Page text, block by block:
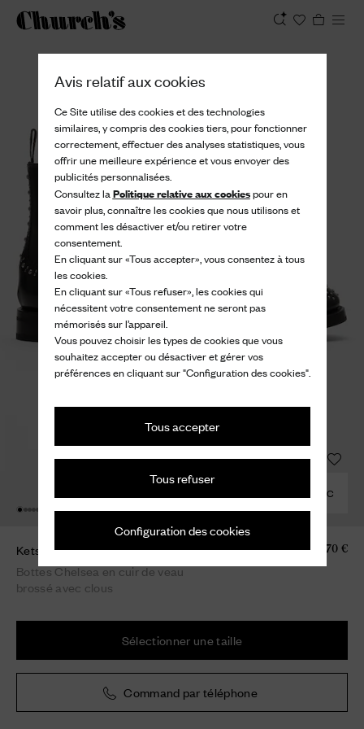
Avis relatif aux cookies
Ce Site utilise des cookies et des technologies
similaires, y compris des cookies tiers, pour fonctionner
correctement, effectuer des analyses statistiques, vous
offrir une meilleure expérience et vous envoyer des
publicités personnalisées.
Consultez la Politique relative aux cookiespour en
savoir plus, connaître les cookies que nous utilisons et
comment les désactiver et/ou retirer votre
consentement.
En cliquant sur «Tous accepter», vous consentez à tous
les cookies.
En cliquant sur «Tous refuser», les cookies qui
nécessitent votre consentement ne seront pas
mémorisés sur l’appareil.
Vous pouvez choisir les types de cookies que vous
souhaitez accepter ou désactiver et gérer vos
préférences en cliquant sur "Configuration des cookies".
Tous accepter
Tous refuser
Configuration des cookies
COMBINER AVEC
Ketsby Met.
Bottes Chelsea en cuir de veau
brossé avec clous
1.170 €
Sélectionner une taille
Command par téléphone
Afficher